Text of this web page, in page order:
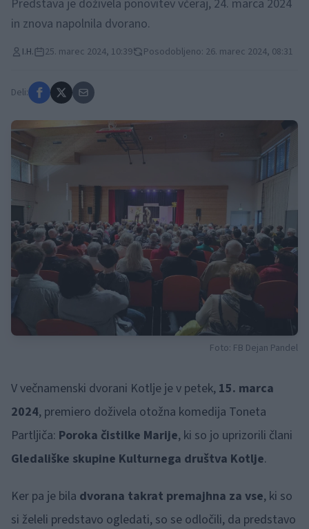
Predstava je doživela ponovitev včeraj, 24. marca 2024
in znova napolnila dvorano.
I.H. 25. marec 2024, 10:39 Posodobljeno: 26. marec 2024, 08:31
Deli:
Foto: FB Dejan Pandel
V večnamenski dvorani Kotlje je v petek, 15. marca
2024, premiero doživela otožna komedija Toneta
Partljiča: Poroka čistilke Marije, ki so jo uprizorili člani
Gledališke skupine Kulturnega društva Kotlje.
Ker pa je bila dvorana takrat premajhna za vse, ki so
si želeli predstavo ogledati, so se odločili, da predstavo